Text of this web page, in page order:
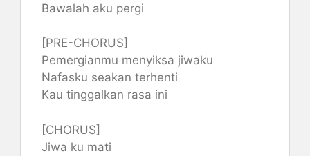
Bawalah aku pergi
[PRE-CHORUS]
Pemergianmu menyiksa jiwaku
Nafasku seakan terhenti
Kau tinggalkan rasa ini
[CHORUS]
Jiwa ku mati